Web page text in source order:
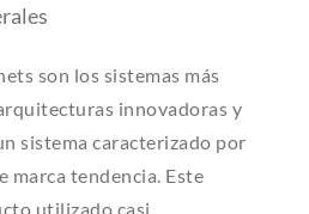
son los sistemas más
innovadoras y
sistema caracterizado por
marca tendencia. Este
utilizado casi